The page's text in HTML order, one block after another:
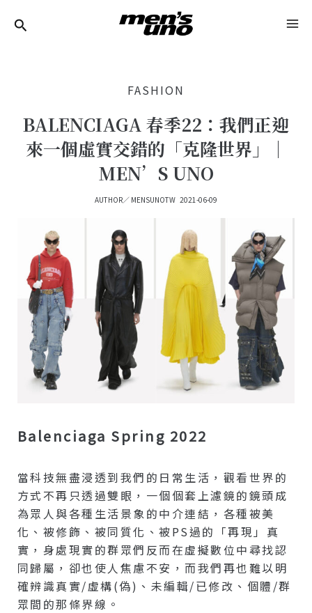
FASHION
BALENCIAGA 春季22：我們正迎
來一個虛實交錯的「克隆世界」｜
MEN’S UNO
AUTHOR／ MENSUNOTW 2021-06-09
Balenciaga Spring 2022
當科技無盡浸透到我們的日常生活，觀看世界的
方式不再只透過雙眼，一個個套上濾鏡的鏡頭成
為眾人與各種生活景象的中介連結，各種被美
化、被修飾、被同質化、被PS過的「再現」真
實，身處現實的群眾們反而在虛擬數位中尋找認
同歸屬，卻也使人焦慮不安，而我們再也難以明
確辨識真實/虛構(偽)、未編輯/已修改、個體/群
眾間的那條界線。
Navigation